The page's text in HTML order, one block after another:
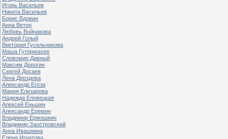
Игорь Васильев
Никита Васильев
Борис Вдовин
Анна Ветер
Любовь Войнакова
Андрей Голый
Виктория Гусельникова
Маша Гутермахер
Словомир Дивный
Максим Дорогин
Сергей Досаев
Лена Дроздова
Александр Егоза
Мария Елизарова
Надежда Еловецкая
Алексей Еньшин
Александр Еремин
Владимир Ермошкин
Владимир Заостровский
Анна Ивашкина
Елена Игнатова